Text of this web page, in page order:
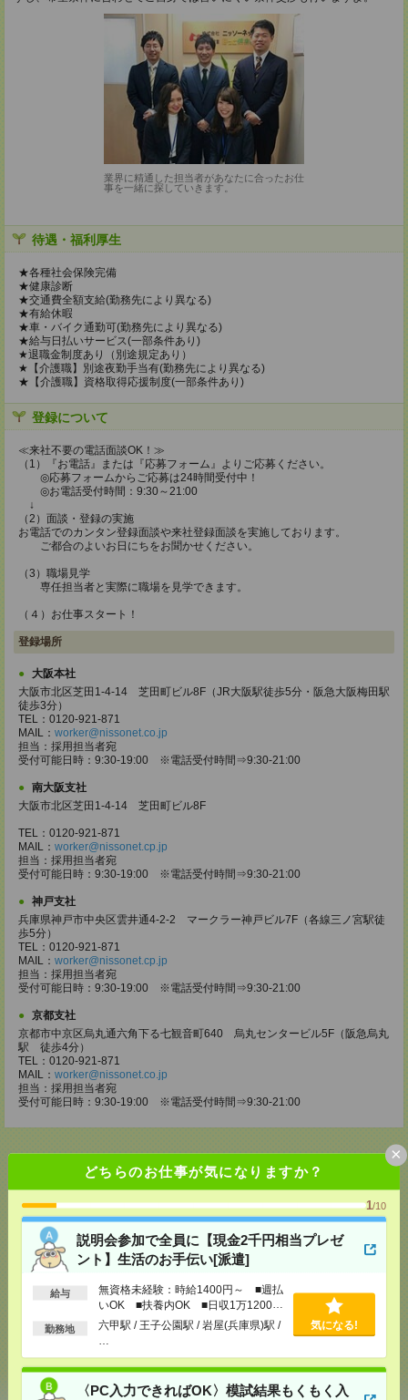
どちらのお仕事が気になりますか？
1/10
説明会参加で全員に【現金2千円相当プレゼ
ント】生活のお手伝い[派遣]
給与
無資格未経験：時給1400円～ ■週払
いOK ■扶養内OK ■日収1万1200円
以上
勤務地
六甲駅 / 王子公園駅 / 岩屋(兵庫県)駅 /
気になる!
〈PC入力できればOK〉模試結果もくもく入
×
業界に精通した担当者があなたに合ったお仕
事を一緒に探していきます。
待遇・福利厚生
★各種社会保険完備
★健康診断
★交通費全額支給(勤務先により異なる)
★有給休暇
★車・バイク通勤可(勤務先により異なる)
★給与日払いサービス(一部条件あり)
★退職金制度あり（別途規定あり）
★【介護職】別途夜勤手当有(勤務先により異なる)
★【介護職】資格取得応援制度(一部条件あり)
登録について
≪来社不要の電話面談OK！≫
（1）『お電話』または『応募フォーム』よりご応募ください。
◎応募フォームからご応募は24時間受付中！
◎お電話受付時間：9:30～21:00
↓
（2）面談・登録の実施
お電話でのカンタン登録面談や来社登録面談を実施しております。
ご都合のよいお日にちをお聞かせください。
（3）職場見学
専任担当者と実際に職場を見学できます。
（４）お仕事スタート！
登録場所
大阪本社
大阪市北区芝田1-4-14 芝田町ビル8F（JR大阪駅徒歩5分・阪急大阪梅田駅
徒歩3分）
TEL：0120-921-871
MAIL： worker@nissonet.co.jp
担当：採用担当者宛
受付可能日時：9:30-19:00 ※電話受付時間⇒9:30-21:00
南大阪支社
大阪市北区芝田1-4-14 芝田町ビル8F
TEL：0120-921-871
MAIL： worker@nissonet.cp.jp
担当：採用担当者宛
受付可能日時：9:30-19:00 ※電話受付時間⇒9:30-21:00
神戸支社
兵庫県神戸市中央区雲井通4-2-2 マークラー神戸ビル7F（各線三ノ宮駅徒
歩5分）
TEL：0120-921-871
MAIL： worker@nissonet.cp.jp
担当：採用担当者宛
受付可能日時：9:30-19:00 ※電話受付時間⇒9:30-21:00
京都支社
京都市中京区烏丸通六角下る七観音町640 烏丸センタービル5F（阪急烏丸
駅 徒歩4分）
TEL：0120-921-871
MAIL： worker@nissonet.co.jp
担当：採用担当者宛
受付可能日時：9:30-19:00 ※電話受付時間⇒9:30-21:00
応募ページへ
気になる！
メールで送る LINE で送る
シェア ツイート ブックマーク